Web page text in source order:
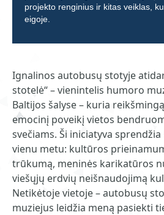
projekto renginius ir kitas veiklas,
eigoje.
Ignalinos autobusų stotyje
stotelė“ – vienintelis humoro
Baltijos šalyse – kuria
emocinį poveikį vietos
svečiams. Ši iniciatyva
vienu metu: kultūros
trūkumą, meninės karikatūros
viešųjų erdvių neišnaudojimą
Netikėtoje vietoje – autobusų
muziejus leidžia meną pasiekti